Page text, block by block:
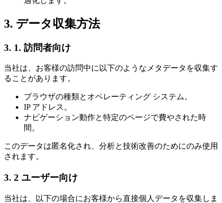
3. データ収集方法
3. 1. 訪問者向け
当社は、お客様の訪問中に以下のようなメタデータを収集す
ることがあります。
ブラウザの種類とオペレーティング システム。
IP アドレス。
ナビゲーション動作と特定のページで費やされた時
間。
このデータは匿名化され、分析と技術改善のためにのみ使用
されます。
3. 2 ユーザー向け
当社は、以下の場合にお客様から直接個人データを収集しま